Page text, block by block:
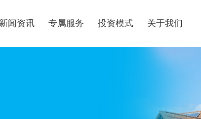
新闻资讯 专属服务 投资模式 关于我们